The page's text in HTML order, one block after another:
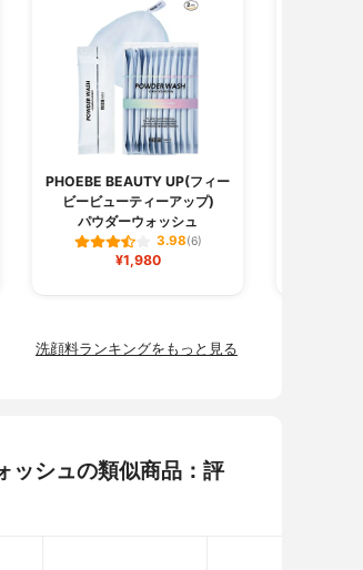
PHOEBE BEAUTY UP(フィー
ビービューティーアップ)
パウダーウォッシュ
3.98(6)
¥1,980
洗顔料ランキングをもっと見る
ッシュの類似商品：評